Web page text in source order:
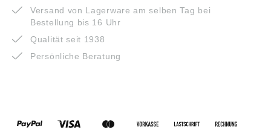
Versand von Lagerware am selben Tag bei
Bestellung bis 16 Uhr
Qualität seit 1938
Persönliche Beratung